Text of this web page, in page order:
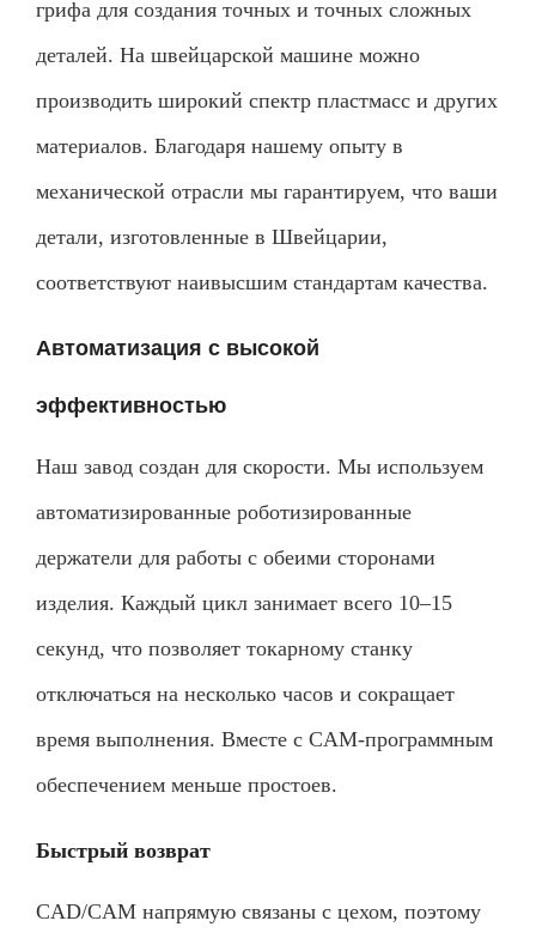
грифа для создания точных и точных сложных
деталей. На швейцарской машине можно
производить широкий спектр пластмасс и других
материалов. Благодаря нашему опыту в
механической отрасли мы гарантируем, что ваши
детали, изготовленные в Швейцарии,
соответствуют наивысшим стандартам качества.
Автоматизация с высокой
эффективностью
Наш завод создан для скорости. Мы используем
автоматизированные роботизированные
держатели для работы с обеими сторонами
изделия. Каждый цикл занимает всего 10–15
секунд, что позволяет токарному станку
отключаться на несколько часов и сокращает
время выполнения. Вместе с CAM-программным
обеспечением меньше простоев.
Быстрый возврат
CAD/CAM напрямую связаны с цехом, поэтому